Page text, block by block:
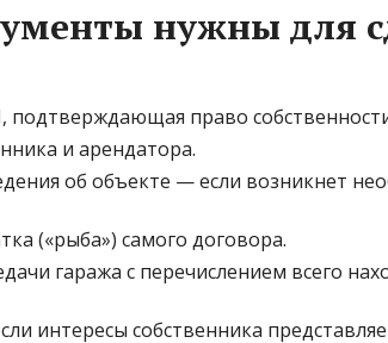
нужны для
подтверждающая право
и арендатора.
об объекте — если возникнет
(«рыба») самого договора.
гаража с перечислением всего
интересы собственника